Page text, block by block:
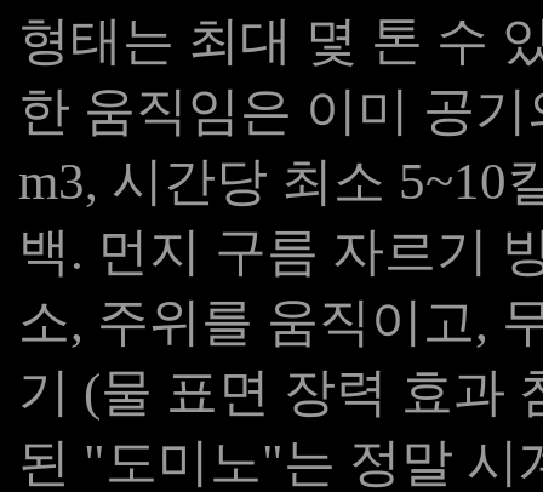
형태는 최대 몇 톤 수
한 움직임은 이미 공
m3, 시간당 최소 5~10
백. 먼지 구름 자르기
소, 주위를 움직이고,
기 (물 표면 장력 효과
된 "도미노"는 정말 시